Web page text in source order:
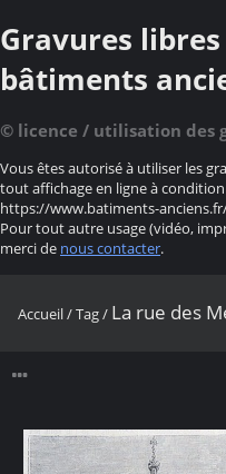
Gravures
bâtiments
© licence / utilisation des
Vous êtes autorisé à utiliser les
tout affichage en ligne à
https://www.batiments-
Pour tout autre usage (vidéo,
merci de nous contacter.
Accueil/Tag/ La rue des